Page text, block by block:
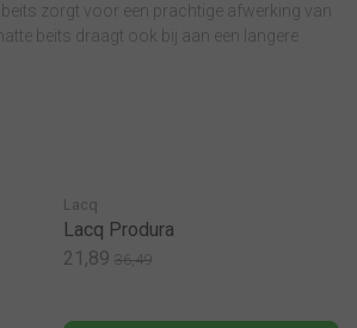
beits zorgt voor een prachtige afwerking van
beits draagt ook bij aan een langere
Lacq
Lacq Produra
21,89 36,49